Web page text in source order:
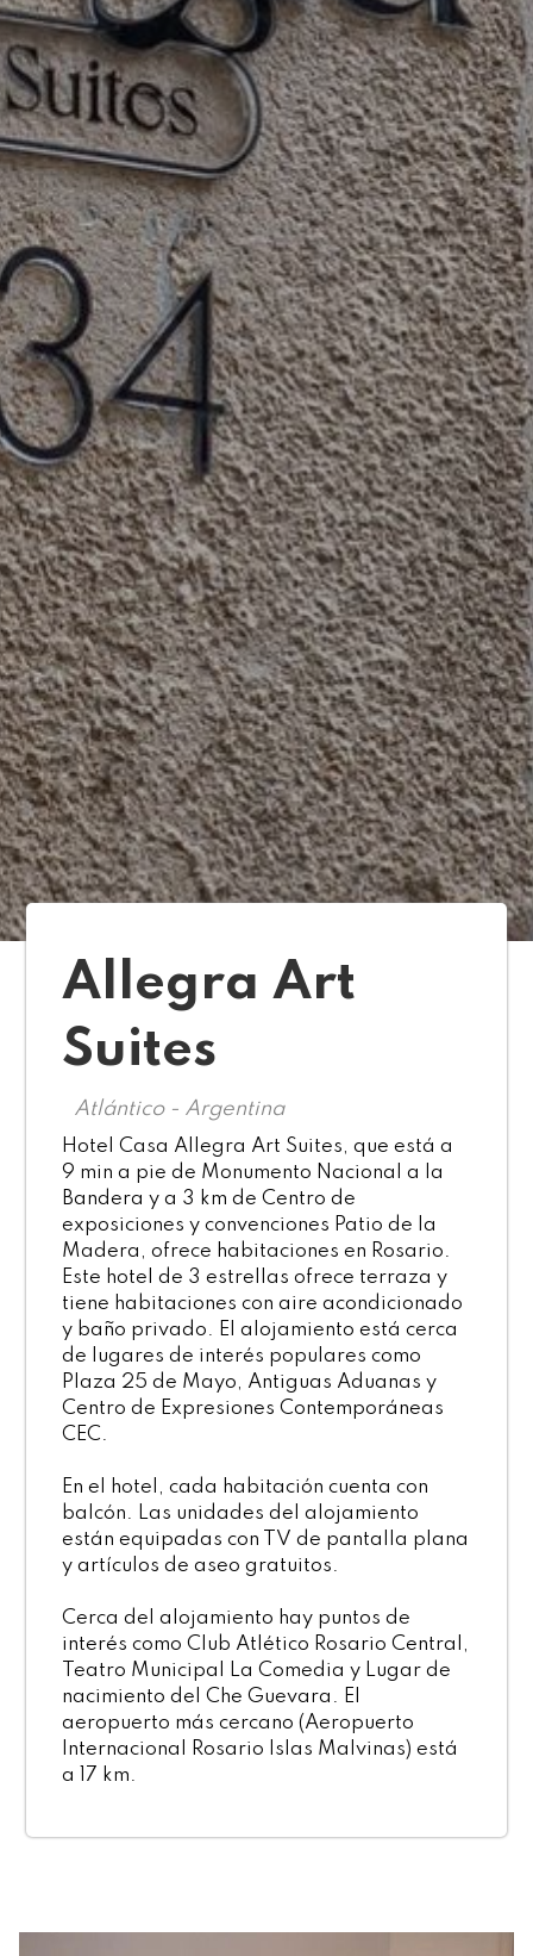
Allegra Art
Suites
Atlántico - Argentina
Hotel Casa Allegra Art Suites, que está a
9 min a pie de Monumento Nacional a la
Bandera y a 3 km de Centro de
exposiciones y convenciones Patio de la
Madera, ofrece habitaciones en Rosario.
Este hotel de 3 estrellas ofrece terraza y
tiene habitaciones con aire acondicionado
y baño privado. El alojamiento está cerca
de lugares de interés populares como
Plaza 25 de Mayo, Antiguas Aduanas y
Centro de Expresiones Contemporáneas
CEC.
En el hotel, cada habitación cuenta con
balcón. Las unidades del alojamiento
están equipadas con TV de pantalla plana
y artículos de aseo gratuitos.
Cerca del alojamiento hay puntos de
interés como Club Atlético Rosario Central,
Teatro Municipal La Comedia y Lugar de
nacimiento del Che Guevara. El
aeropuerto más cercano (Aeropuerto
Internacional Rosario Islas Malvinas) está
a 17 km.